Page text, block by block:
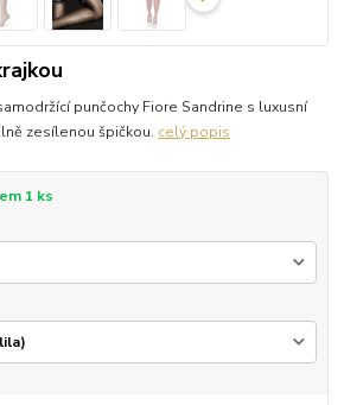
punčochy Fiore Sandrine s luxusní
zesílenou špičkou. celý popis
1 ks